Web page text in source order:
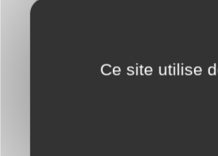
Passage du
Ce site utilise